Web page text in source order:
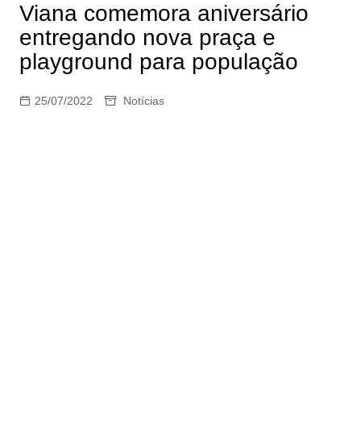
Viana comemora aniversário
entregando nova praça e
playground para população
25/07/2022 Notícias